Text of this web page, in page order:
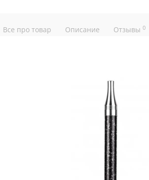
Все про товар Описание Отзывы 0